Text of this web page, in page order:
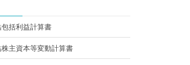
包括利益計算書
株主資本等変動計算書